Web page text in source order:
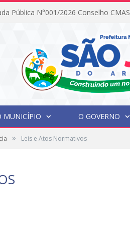
Pública N°001/2026 Conselho CMAS
MUNICÍPIO O GOVERNO
» Leis e Atos Normativos